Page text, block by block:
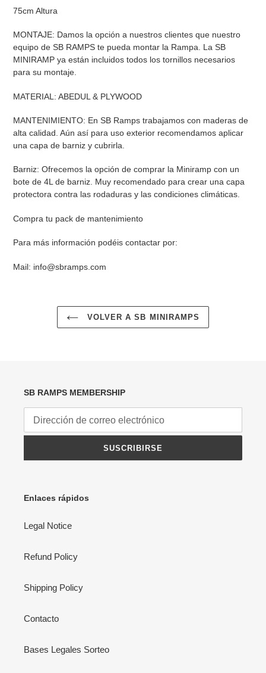
compra
75cm Altura
MONTAJE: Damos la opción a nuestros clientes que nuestro
equipo de SB RAMPS te pueda montar la Rampa. La SB
MINIRAMP ya están incluidos todos los tornillos necesarios
para su montaje.
MATERIAL: ABEDUL & PLYWOOD
MANTENIMIENTO: En SB Ramps trabajamos con maderas de
alta calidad. Aún así para uso exterior recomendamos aplicar
una capa de barniz y cubrirla.
Barniz: Ofrecemos la opción de comprar la Miniramp con un
bote de 4L de barniz. Muy recomendado para crear una capa
protectora contra las rodaduras y las condiciones climáticas.
Compra tu pack de mantenimiento
Para más información podéis contactar por:
Mail: info@sbramps.com
VOLVER A SB MINIRAMPS
SB RAMPS MEMBERSHIP
SUSCRIBIRSE
Enlaces rápidos
Legal Notice
Refund Policy
Shipping Policy
Contacto
Bases Legales Sorteo